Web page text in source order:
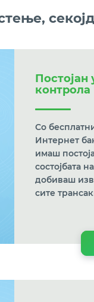
Постојан
контрола
Со
Интернет
имаш
состојбата
добиваш
сите